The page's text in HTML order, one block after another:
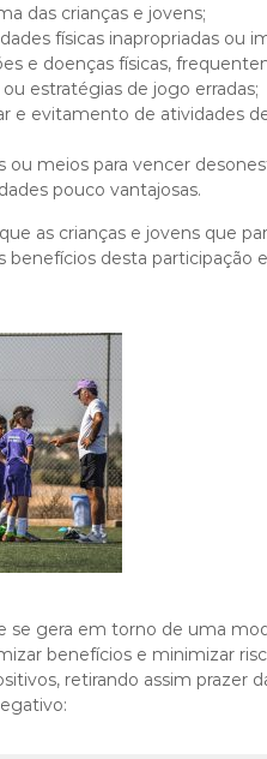
das crianças e jovens;
físicas inapropriadas ou
e doenças físicas,
estratégias de jogo erradas;
e evitamento de atividades
ou meios para vencer
pouco vantajosas.
as crianças e jovens que
desta participação
gera em torno de uma
benefícios e minimizar
retirando assim prazer